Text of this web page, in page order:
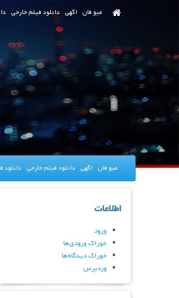
میو فان اگهی دانلود فیلم خارجی
میو فان اگهی دانلود فیلم خارجی دانلود
اطلاعات
ورود
خوراک ورودی‌ها
خوراک دیدگاه‌ها
وردپرس